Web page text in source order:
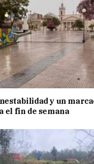
y un
el fin de semana